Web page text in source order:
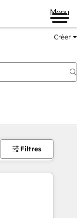
Menu
Créer
Filtres